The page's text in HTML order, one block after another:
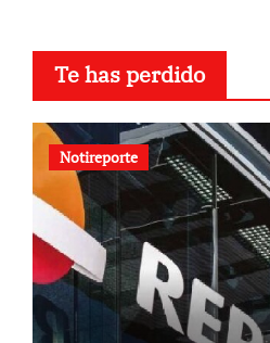
Te has perdido
Notireporte